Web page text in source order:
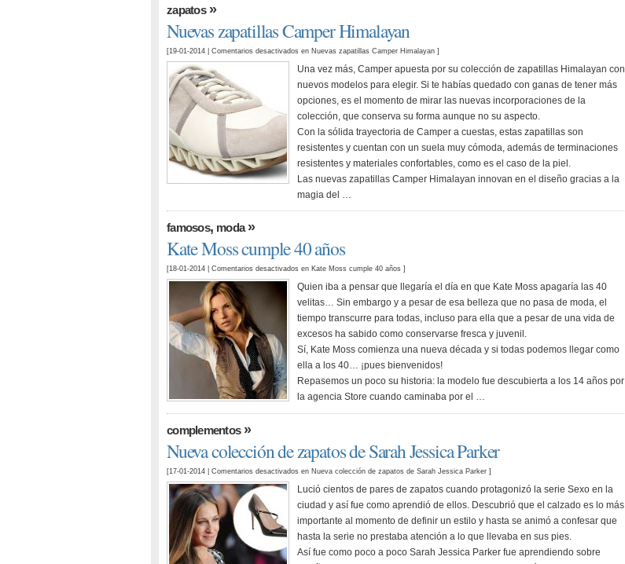
zapatos»
Nuevas zapatillas Camper Himalayan
[19-01-2014 | Comentarios desactivados en Nuevas zapatillas Camper Himalayan ]
Una vez más, Camper apuesta por su colección de zapatillas Himalayan con
nuevos modelos para elegir. Si te habías quedado con ganas de tener más
opciones, es el momento de mirar las nuevas incorporaciones de la
colección, que conserva su forma aunque no su aspecto.
Con la sólida trayectoria de Camper a cuestas, estas zapatillas son
resistentes y cuentan con un suela muy cómoda, además de terminaciones
resistentes y materiales confortables, como es el caso de la piel.
Las nuevas zapatillas Camper Himalayan innovan en el diseño gracias a la
magia del …
famosos, moda»
Kate Moss cumple 40 años
[18-01-2014 | Comentarios desactivados en Kate Moss cumple 40 años ]
Quien iba a pensar que llegaría el día en que Kate Moss apagaría las 40
velitas… Sin embargo y a pesar de esa belleza que no pasa de moda, el
tiempo transcurre para todas, incluso para ella que a pesar de una vida de
excesos ha sabido como conservarse fresca y juvenil.
Sí, Kate Moss comienza una nueva década y si todas podemos llegar como
ella a los 40… ¡pues bienvenidos!
Repasemos un poco su historia: la modelo fue descubierta a los 14 años por
la agencia Store cuando caminaba por el …
complementos»
Nueva colección de zapatos de Sarah Jessica Parker
[17-01-2014 | Comentarios desactivados en Nueva colección de zapatos de Sarah Jessica Parker ]
Lució cientos de pares de zapatos cuando protagonizó la serie Sexo en la
ciudad y así fue como aprendió de ellos. Descubrió que el calzado es lo más
importante al momento de definir un estilo y hasta se animó a confesar que
hasta la serie no prestaba atención a lo que llevaba en sus pies.
Así fue como poco a poco Sarah Jessica Parker fue aprendiendo sobre